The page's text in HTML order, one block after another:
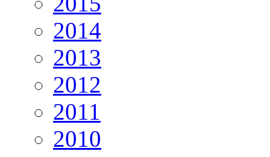
2014
2013
2012
2011
2010